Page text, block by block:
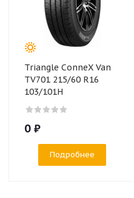
Triangle ConneX Van
TV701 215/60 R16
103/101H
0 ₽
Подробнее